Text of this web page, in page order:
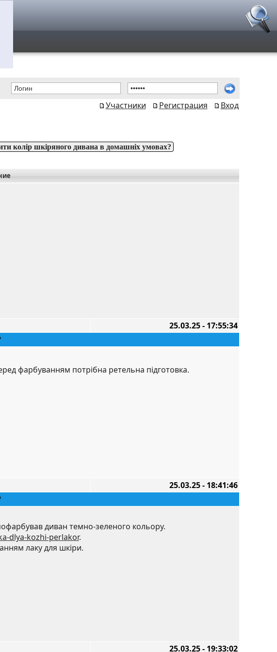
Участники
Регистрация Вход
колір шкіряного дивана в домашніх умовах?
25.03.25 - 17:55:34
фарбуванням потрібна ретельна підготовка.
25.03.25 - 18:41:46
диван темно-зеленого кольору.
dlya-kozhi-perlakor.
лаку для шкіри.
25.03.25 - 19:33:02